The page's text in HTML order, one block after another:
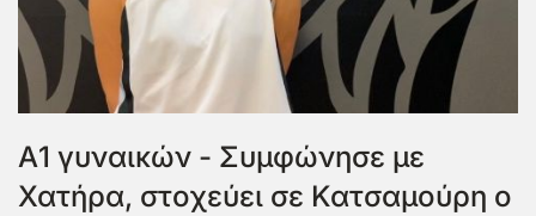
Α1 γυναικών - Συμφώνησε με
Χατήρα, στοχεύει σε Κατσαμούρη ο